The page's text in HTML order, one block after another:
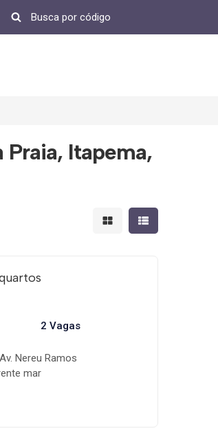
Itapema,
Mostrar resultados em
Mostrar
2 Vagas
Nereu Ramos
mar
coração de Meia Praia.